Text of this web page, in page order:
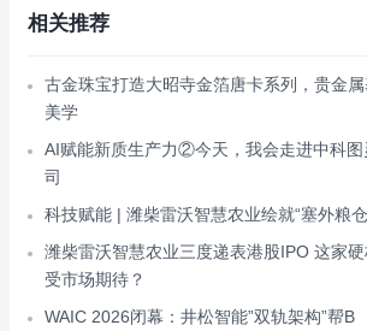
相关推荐
古金珠宝打造大昭寺金箔唐卡系列，贵金
美学
AI赋能新质生产力②‌今天，我会走进中科
司
科技赋能 | 潍柴雷沃智慧农业绘就“塞外粮
潍柴雷沃智慧农业三度递表港股IPO 这家
受市场期待？
WAIC 2026闭幕：井松智能”双轨架构”帮B